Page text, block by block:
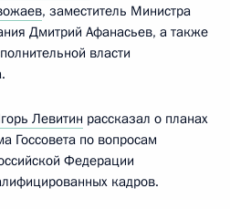
, заместитель Министра
Дмитрий Афанасьев, а также
власти
Левитин рассказал о планах
Госсовета по вопросам
Федерации
кадров.